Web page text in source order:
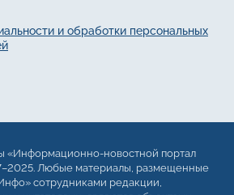
и обработки персональных
«Информационно-новостной портал
Любые материалы, размещенные
сотрудниками редакции,